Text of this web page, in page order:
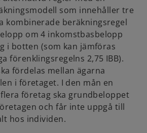
som innehåller tre
kombinerade beräkningsregel
om 4 inkomstbasbelopp
i botten (som kan jämföras
förenklingsregelns 2,75 IBB).
fördelas mellan ägarna
i företaget. I den mån en
företag ska grundbeloppet
och får inte uppgå till
hos individen.